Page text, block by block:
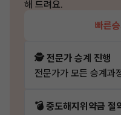
해 드려요.
빠른
🕵️ 전문가 승계 진행
전문가가 모든 승계과
💣 중도해지위약금 절